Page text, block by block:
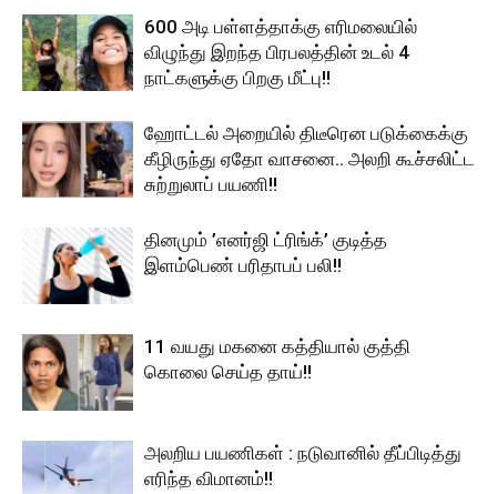
600 அடி பள்ளத்தாக்கு எரிமலையில்
விழுந்து இறந்த பிரபலத்தின் உடல் 4
நாட்களுக்கு பிறகு மீட்பு!!
ஹோட்டல் அறையில் திடீரென படுக்கைக்கு
கீழிருந்து ஏதோ வாசனை.. அலறி கூச்சலிட்ட
சுற்றுலாப் பயணி!!
தினமும் ’எனர்ஜி ட்ரிங்க்’ குடித்த
இளம்பெண் பரிதாபப் பலி!!
11 வயது மகனை கத்தியால் குத்தி
கொலை செய்த தாய்!!
அலறிய பயணிகள் : நடுவானில் தீப்பிடித்து
எரிந்த விமானம்!!